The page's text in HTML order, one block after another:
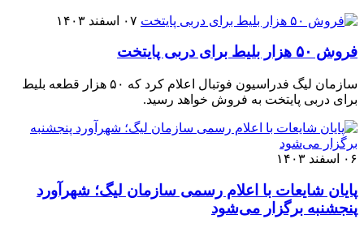
۰۷ اسفند ۱۴۰۳
فروش ۵۰ هزار بلیط برای دربی پایتخت
سازمان لیگ فدراسیون فوتبال اعلام کرد که ۵۰ هزار قطعه بلیط
برای دربی پایتخت به فروش خواهد رسید.
۰۶ اسفند ۱۴۰۳
پایان شایعات با اعلام رسمی سازمان لیگ؛ شهرآورد
پنجشنبه برگزار می‌شود